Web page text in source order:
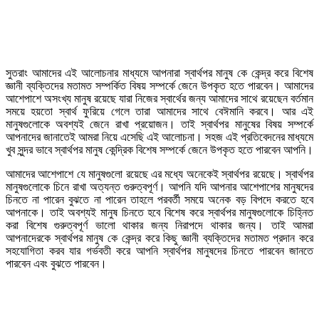
সুতরাং আমাদের এই আলোচনার মাধ্যমে আপনারা স্বার্থপর মানুষ কে কেন্দ্র করে বিশেষ
জ্ঞানী ব্যক্তিদের মতামত সম্পর্কিত বিষয় সম্পর্কে জেনে উপকৃত হতে পারবেন। আমাদের
আশেপাশে অসংখ্য মানুষ রয়েছে যারা নিজের স্বার্থের জন্য আমাদের সাথে রয়েছেন বর্তমান
সময়ে হয়তো স্বার্থ ফুরিয়ে গেলে তারা আমাদের সাথে বেঈমানি করবে। আর এই
মানুষগুলোকে অবশ্যই জেনে রাখা প্রয়োজন। তাই স্বার্থপর মানুষের বিষয় সম্পর্কে
আপনাদের জানাতেই আমরা নিয়ে এসেছি এই আলোচনা। সহজ এই প্রতিবেদনের মাধ্যমে
খুব সুন্দর ভাবে স্বার্থপর মানুষ কেন্দ্রিক বিশেষ সম্পর্কে জেনে উপকৃত হতে পারবেন আপনি।
আমাদের আশেপাশে যে মানুষগুলো রয়েছে এর মধ্যে অনেকেই স্বার্থপর রয়েছে। স্বার্থপর
মানুষগুলোকে চিনে রাখা অত্যন্ত গুরুত্বপূর্ণ। আপনি যদি আপনার আশেপাশের মানুষদের
চিনতে না পারেন বুঝতে না পারেন তাহলে পরবর্তী সময়ে অনেক বড় বিপদে করতে হবে
আপনাকে। তাই অবশ্যই মানুষ চিনতে হবে বিশেষ করে স্বার্থপর মানুষগুলোকে চিহ্নিত
করা বিশেষ গুরুত্বপূর্ণ ভালো থাকার জন্য নিরাপদে থাকার জন্য। তাই আমরা
আপনাদেরকে স্বার্থপর মানুষ কে কেন্দ্র করে কিছু জ্ঞানী ব্যক্তিদের মতামত প্রদান করে
সহযোগিতা করব যার গর্ভবতী করে আপনি স্বার্থপর মানুষদের চিনতে পারবেন জানতে
পারবেন এবং বুঝতে পারবেন।